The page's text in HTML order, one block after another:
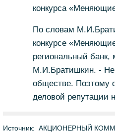
конкурса
По словам
конкурсе
региональный банк,
М.И.Братишкин. -
обществе. Поэтому
деловой репутации
Источник: АКЦИОНЕРНЫЙ